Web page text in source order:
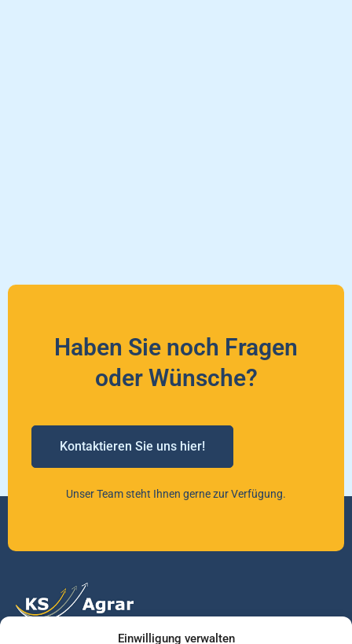
Einwilligung verwalten
Haben Sie noch Fragen
oder Wünsche?
Kontaktieren Sie uns hier!
Unser Team steht Ihnen gerne zur Verfügung.